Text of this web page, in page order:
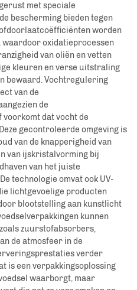
met speciale
bescherming bieden tegen
worden
oxidatieprocessen
van oliën en vetten
kleuren en verse uitstraling
bewaard. Vochtregulering
van de
de
dat vocht de
gecontroleerde omgeving is
van de knapperigheid van
van ijskristalvorming bij
van het juiste
technologie omvat ook UV-
lichtgevoelige producten
blootstelling aan kunstlicht
kunnen
zuurstofabsorbers,
de atmosfeer in de
verder
is een verpakkingsoplossing
waarborgt, maar